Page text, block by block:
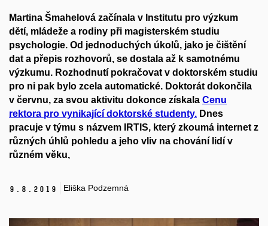
Martina Šmahelová začínala v Institutu pro výzkum
dětí, mládeže a rodiny při magisterském studiu
psychologie. Od jednoduchých úkolů, jako je čištění
dat a přepis rozhovorů, se dostala až k samotnému
výzkumu. Rozhodnutí pokračovat v doktorském studiu
pro ni pak bylo zcela automatické. Doktorát dokončila
v červnu, za svou aktivitu dokonce získala Cenu
rektora pro vynikající doktorské studenty. Dnes
pracuje v týmu s názvem IRTIS, který zkoumá internet z
různých úhlů pohledu a jeho vliv na chování lidí v
různém věku,
9. 8. 2019 Eliška Podzemná